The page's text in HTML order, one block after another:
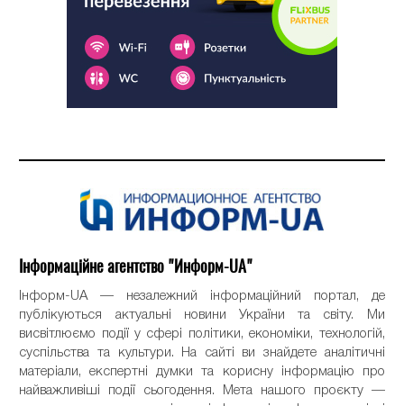
Інформаційне агентство "Информ-UA"
Інформ-UA — незалежний інформаційний портал, де
публікуються актуальні новини України та світу. Ми
висвітлюємо події у сфері політики, економіки, технологій,
суспільства та культури. На сайті ви знайдете аналітичні
матеріали, експертні думки та корисну інформацію про
найважливіші події сьогодення. Мета нашого проєкту —